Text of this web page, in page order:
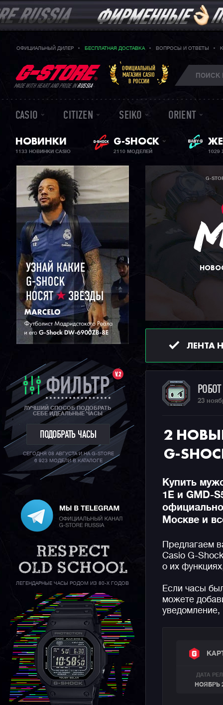
ОФИЦИАЛЬНЫЙ ДИЛЕР БЕСПЛАТНАЯ ДОСТАВКА ВОПРОСЫ И ОТВЕТЫ
MADE WITH HEART AND PRIDE INRUSSIA
ОФИЦИАЛЬНЫЙ
МАГАЗИН CASIO
В РОССИИ
CASIO CITIZEN SEIKO ORIENT
НОВИНКИ
1133 НОВИНКИ CASIO
G-SHOCK
2110 МОДЕЛЕЙ 1029
V.2
ФИЛЬТР
ЛУЧШИЙ СПОСОБ ПОДОБРАТЬ
СЕБЕ ИДЕАЛЬНЫЕ ЧАСЫ
ПОДОБРАТЬ ЧАСЫ
СЕГОДНЯ 08 АВГУСТА И НА G-STORE
6 923 МОДЕЛИ В КАТАЛОГЕ
ЛЕГЕНДАРНЫЕ ЧАСЫ РОДОМ ИЗ 80-Х ГОДОВ
G-
ЛЕНТА
23
2
G-
Купить
1E и GMD-
Москве и
Предлагаем
Casio G-
о их
Если часы
можете
уведомление,
ДАТА
НОЯБРЬ